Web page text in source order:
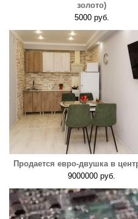
золото)
5000 руб.
Продается евро-двушка в
9000000 руб.